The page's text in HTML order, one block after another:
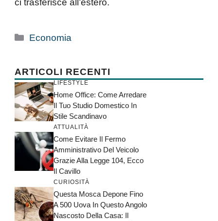
ci trasferisce all’estero.
Categorie
Economia
ARTICOLI RECENTI
LIFESTYLE
Home Office: Come Arredare
Il Tuo Studio Domestico In
Stile Scandinavo
ATTUALITÀ
Come Evitare Il Fermo
Amministrativo Del Veicolo
Grazie Alla Legge 104, Ecco
Il Cavillo
CURIOSITÀ
Questa Mosca Depone Fino
A 500 Uova In Questo Angolo
Nascosto Della Casa: Il